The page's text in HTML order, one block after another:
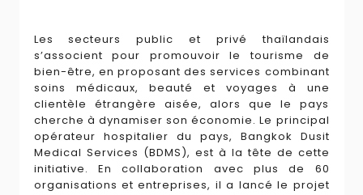
Les secteurs public et privé thaïlandais
s’associent pour promouvoir le tourisme de
bien-être, en proposant des services combinant
soins médicaux, beauté et voyages à une
clientèle étrangère aisée, alors que le pays
cherche à dynamiser son économie. Le principal
opérateur hospitalier du pays, Bangkok Dusit
Medical Services (BDMS), est à la tête de cette
initiative. En collaboration avec plus de 60
organisations et entreprises, il a lancé le projet